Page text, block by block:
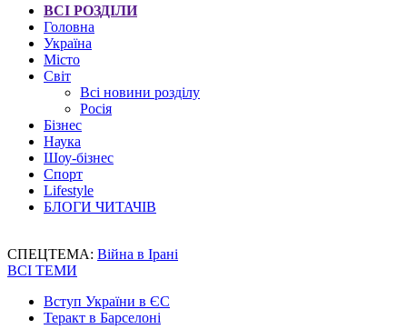
ВСІ РОЗДІЛИ
Головна
Україна
Місто
Світ
Всі новини розділу
Росія
Бізнес
Наука
Шоу-бізнес
Спорт
Lifestyle
БЛОГИ ЧИТАЧІВ
СПЕЦТЕМА: Війна в Ірані
ВСІ ТЕМИ
Вступ України в ЄС
Теракт в Барселоні